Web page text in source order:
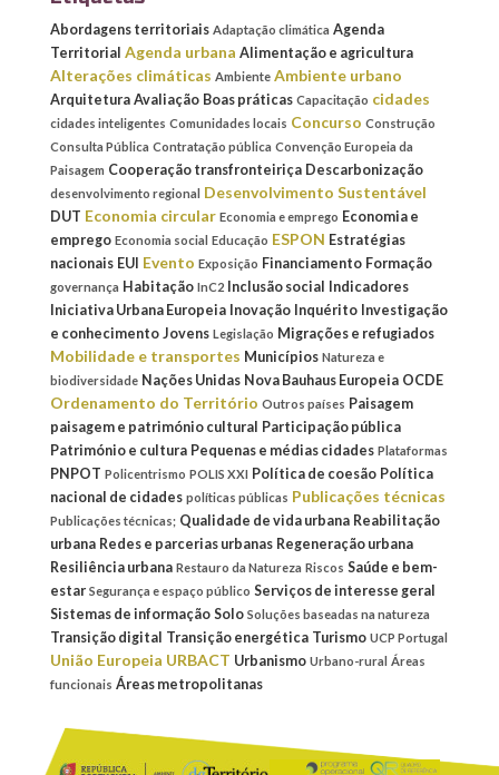
Abordagens territoriais Adaptação climática Agenda
Territorial Agenda urbana Alimentação e agricultura
Alterações climáticas Ambiente Ambiente urbano
Arquitetura Avaliação Boas práticas Capacitação cidades
cidades inteligentes Comunidades locais Concurso Construção
Consulta Pública Contratação pública Convenção Europeia da
Paisagem Cooperação transfronteiriça Descarbonização
desenvolvimento regional Desenvolvimento Sustentável
DUT Economia circular Economia e emprego Economia e
emprego Economia social Educação ESPON Estratégias
nacionais EUI Evento Exposição Financiamento Formação
governança Habitação InC2 Inclusão social Indicadores
Iniciativa Urbana Europeia Inovação Inquérito Investigação
e conhecimento Jovens Legislação Migrações e refugiados
Mobilidade e transportes Municípios Natureza e
biodiversidade Nações Unidas Nova Bauhaus Europeia OCDE
Ordenamento do Território Outros países Paisagem
paisagem e património cultural Participação pública
Património e cultura Pequenas e médias cidades Plataformas
PNPOT Policentrismo POLIS XXI Política de coesão Política
nacional de cidades políticas públicas Publicações técnicas
Publicações técnicas; Qualidade de vida urbana Reabilitação
urbana Redes e parcerias urbanas Regeneração urbana
Resiliência urbana Restauro da Natureza Riscos Saúde e bem-
estar Segurança e espaço público Serviços de interesse geral
Sistemas de informação Solo Soluções baseadas na natureza
Transição digital Transição energética Turismo UCP Portugal
União Europeia URBACT Urbanismo Urbano-rural Áreas
funcionais Áreas metropolitanas